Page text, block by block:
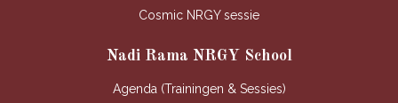
Cosmic NRGY sessie
Nadi Rama NRGY School
Agenda (Trainingen & Sessies)